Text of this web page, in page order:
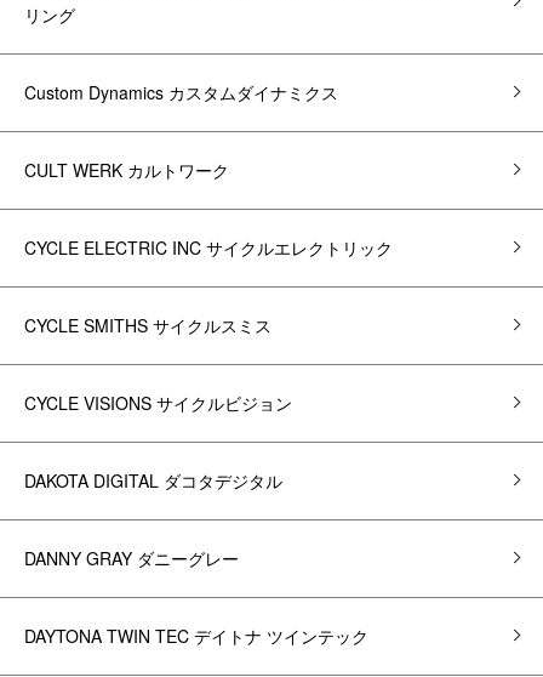
リング
Custom Dynamics カスタムダイナミクス
CULT WERK カルトワーク
CYCLE ELECTRIC INC サイクルエレクトリック
CYCLE SMITHS サイクルスミス
CYCLE VISIONS サイクルビジョン
DAKOTA DIGITAL ダコタデジタル
DANNY GRAY ダニーグレー
DAYTONA TWIN TEC デイトナ ツインテック